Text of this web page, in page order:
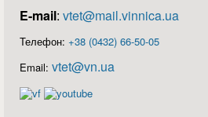
E-mail: vtet@mail.vinnica.ua
Телефон: +38 (0432) 66-50-05
Email: vtet@vn.ua